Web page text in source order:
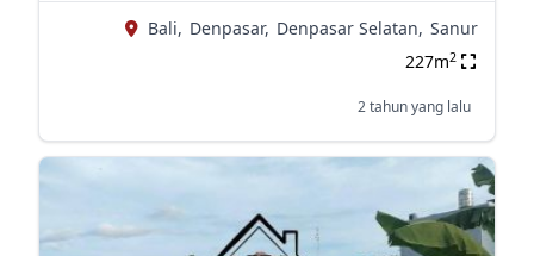
Bali, Denpasar, Denpasar Selatan, Sanur
227m2
2 tahun yang lalu